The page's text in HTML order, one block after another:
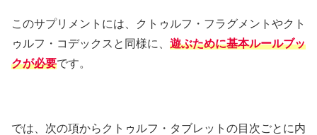
このサプリメントには、クトゥルフ・フラグメントやクト
ゥルフ・コデックスと同様に、 遊ぶために基本ルールブッ
クが必要です。
では、次の項からクトゥルフ・タブレットの目次ごとに内